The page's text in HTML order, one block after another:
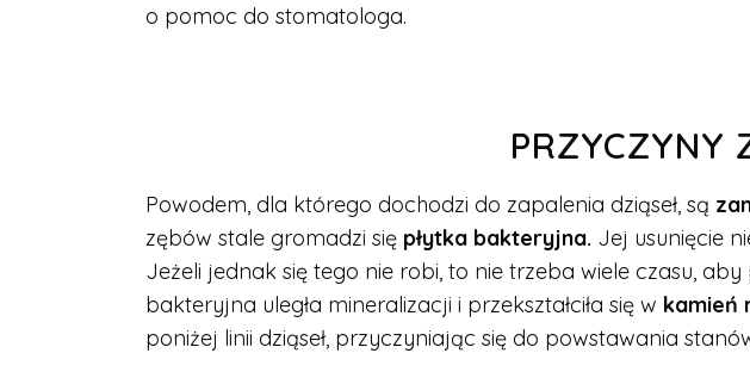
o pomoc do stomatologa.
PRZYCZYNY
Powodem, dla którego dochodzi do zapalenia dziąseł, są
zębów stale gromadzi się płytka bakteryjna. Jej usunięcie
Jeżeli jednak się tego nie robi, to nie trzeba wiele czasu,
bakteryjna uległa mineralizacji i przekształciła się w kamień
poniżej linii dziąseł, przyczyniając się do powstawania